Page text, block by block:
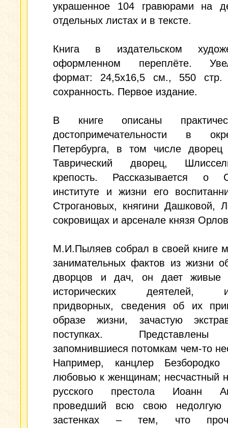
украшенное 104 гравюрами на
отдельных листах и в тексте.
Книга в издательском
оформленном переплёте.
формат: 24,5х16,5 см., 550 стр.
сохранность. Первое издание.
В книге описаны
достопримечательности в
Петербурга, в том числе
Таврический дворец,
крепость. Рассказывается о
институте и жизни его
Строгановых, княгини Дашковой,
сокровищах и арсенале князя
М.И.Пыляев собрал в своей книге
занимательных фактов из жизни
дворцов и дач, он дает живые
исторических деятелей,
придворных, сведения об их
образе жизни, зачастую
поступках.
запомнившиеся потомкам чем-то
Например, канцлер
любовью к женщинам; несчастный
русского престола Иоанн
проведший всю свою
застенках – тем, что